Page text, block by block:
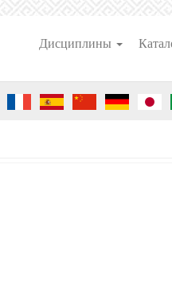
Дисциплины